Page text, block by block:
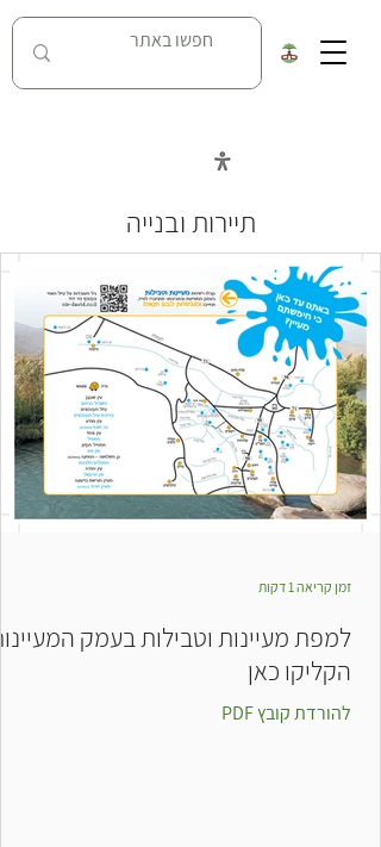
תיירות ובנייה
למפת מעיינות וטבילות בעמק
הקליקו כאן
להורדת קובץ PDF
זמן קריאה 1 דקות